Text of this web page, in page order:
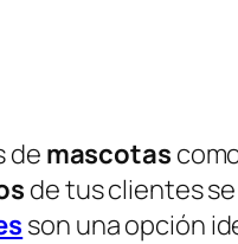
de mascotas
de tus clientes
son una opción